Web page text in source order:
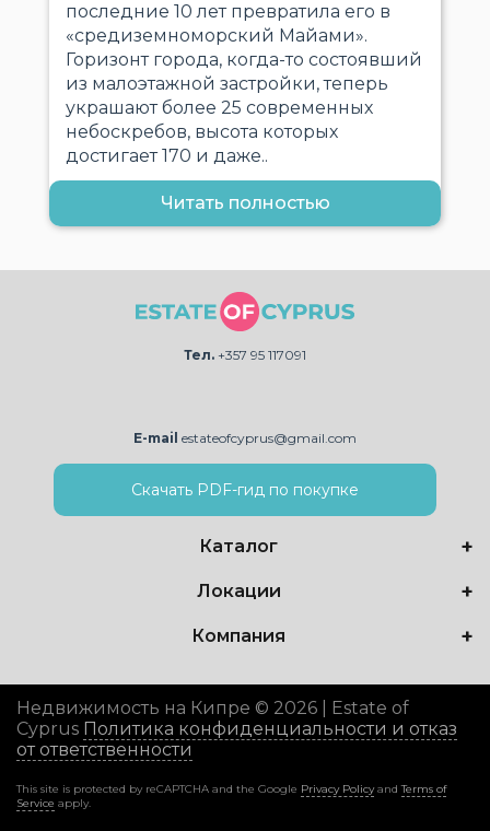
последние 10 лет превратила его в
«средиземноморский Майами».
Горизонт города, когда-то состоявший
из малоэтажной застройки, теперь
украшают более 25 современных
небоскребов, высота которых
достигает 170 и даже..
Читать полностью
Тел. +357 95 117091
E-mail estateofcyprus@gmail.com
Скачать PDF-гид по покупке
Каталог
Локации
Компания
Недвижимость на Кипре © 2026 | Estate of
Cyprus Политика конфиденциальности и отказ
от ответственности
This site is protected by reCAPTCHA and the Google Privacy PolicyandTerms of
Service apply.